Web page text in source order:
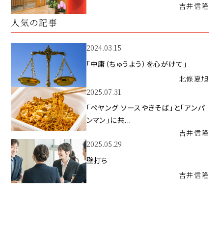
吉井信隆
人気の記事
2024.03.15
「中庸（ちゅうよう）を心がけて」
北條夏旭
2025.07.31
「ペヤング ソースやきそば」と「アンパ
ンマン」に共...
吉井信隆
2025.05.29
壁打ち
吉井信隆